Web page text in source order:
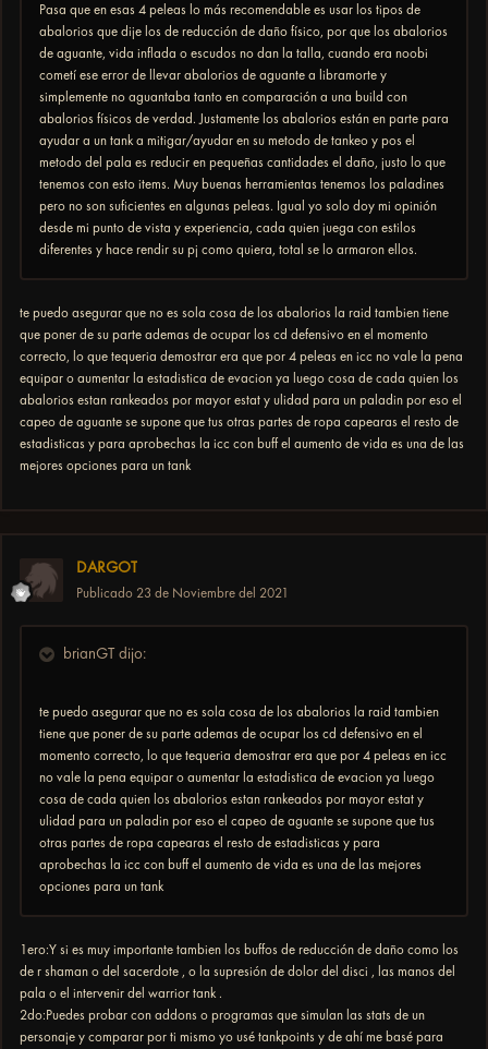
Pasa que en esas 4 peleas lo más recomendable es usar los tipos de
abalorios que dije los de reducción de daño físico, por que los abalorios
de aguante, vida inflada o escudos no dan la talla, cuando era noobi
cometí ese error de llevar abalorios de aguante a libramorte y
simplemente no aguantaba tanto en comparación a una build con
abalorios físicos de verdad. Justamente los abalorios están en parte para
ayudar a un tank a mitigar/ayudar en su metodo de tankeo y pos el
metodo del pala es reducir en pequeñas cantidades el daño, justo lo que
tenemos con esto items. Muy buenas herramientas tenemos los paladines
pero no son suficientes en algunas peleas. Igual yo solo doy mi opinión
desde mi punto de vista y experiencia, cada quien juega con estilos
diferentes y hace rendir su pj como quiera, total se lo armaron ellos.
te puedo asegurar que no es sola cosa de los abalorios la raid tambien tiene
que poner de su parte ademas de ocupar los cd defensivo en el momento
correcto, lo que tequeria demostrar era que por 4 peleas en icc no vale la pena
equipar o aumentar la estadistica de evacion ya luego cosa de cada quien los
abalorios estan rankeados por mayor estat y ulidad para un paladin por eso el
capeo de aguante se supone que tus otras partes de ropa capearas el resto de
estadisticas y para aprobechas la icc con buff el aumento de vida es una de las
mejores opciones para un tank
DARGOT
Publicado 23 de Noviembre del 2021
brianGT dijo:
te puedo asegurar que no es sola cosa de los abalorios la raid tambien
tiene que poner de su parte ademas de ocupar los cd defensivo en el
momento correcto, lo que tequeria demostrar era que por 4 peleas en icc
no vale la pena equipar o aumentar la estadistica de evacion ya luego
cosa de cada quien los abalorios estan rankeados por mayor estat y
ulidad para un paladin por eso el capeo de aguante se supone que tus
otras partes de ropa capearas el resto de estadisticas y para
aprobechas la icc con buff el aumento de vida es una de las mejores
opciones para un tank
1ero:Y si es muy importante tambien los buffos de reducción de daño como los
de r shaman o del sacerdote , o la supresión de dolor del disci , las manos del
pala o el intervenir del warrior tank .
2do:Puedes probar con addons o programas que simulan las stats de un
personaje y comparar por ti mismo yo usé tankpoints y de ahí me basé para